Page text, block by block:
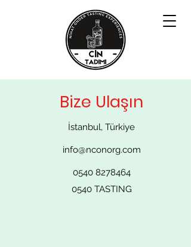
Bize Ulaşın
İstanbul, Türkiye
info@nconorg.com
0540 8278464
0540 TASTING